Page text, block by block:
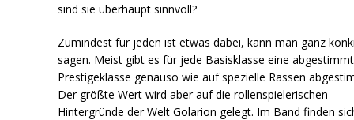
sind sie überhaupt sinnvoll?
Zumindest für jeden ist etwas dabei, kann man ganz
sagen. Meist gibt es für jede Basisklasse eine
Prestigeklasse genauso wie auf spezielle Rassen
Der größte Wert wird aber auf die rollenspielerischen
Hintergründe der Welt Golarion gelegt. Im Band finden